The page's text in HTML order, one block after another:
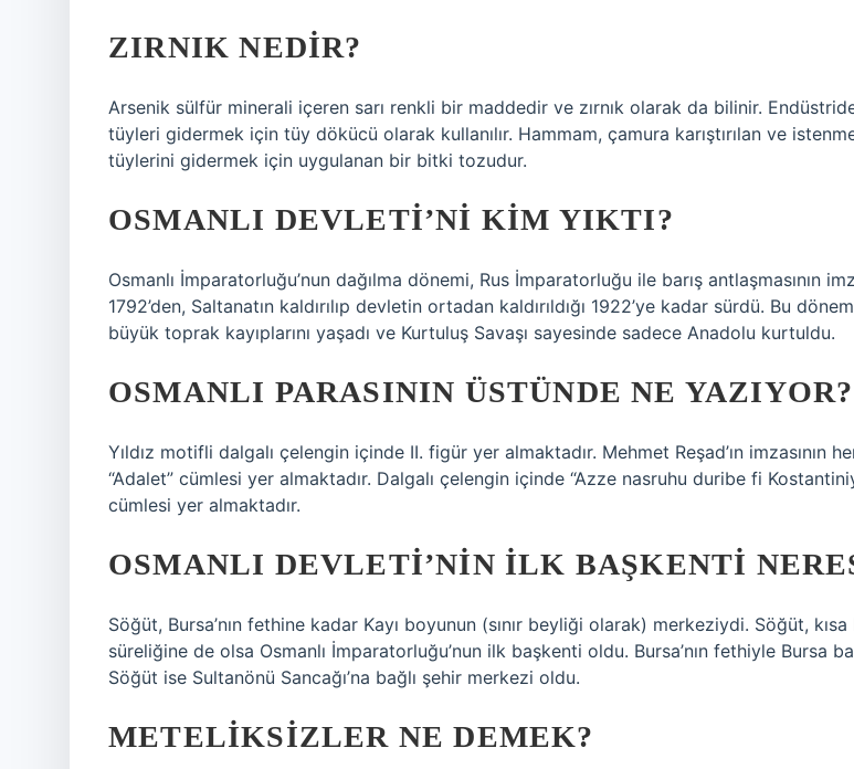
ZIRNIK NEDIR?
Arsenik sülfür minerali içeren sarı renkli bir maddedir ve zırnık olarak da bilinir.
tüyleri gidermek için tüy dökücü olarak kullanılır. Hammam, çamura karıştırılan ve
tüylerini gidermek için uygulanan bir bitki tozudur.
OSMANLI DEVLETI’NI KIM YIKTI?
Osmanlı İmparatorluğu’nun dağılma dönemi, Rus İmparatorluğu ile barış antlaşmasının
1792’den, Saltanatın kaldırılıp devletin ortadan kaldırıldığı 1922’ye kadar sürdü. Bu
büyük toprak kayıplarını yaşadı ve Kurtuluş Savaşı sayesinde sadece Anadolu kurtuldu.
OSMANLI PARASININ ÜSTÜNDE NE YAZIYOR?
Yıldız motifli dalgalı çelengin içinde II. figür yer almaktadır. Mehmet Reşad’ın imzasının
“Adalet” cümlesi yer almaktadır. Dalgalı çelengin içinde “Azze nasruhu duribe fi
cümlesi yer almaktadır.
OSMANLI DEVLETI’NIN ILK BAŞKENTI
Söğüt, Bursa’nın fethine kadar Kayı boyunun (sınır beyliği olarak) merkeziydi. Söğüt, kısa
süreliğine de olsa Osmanlı İmparatorluğu’nun ilk başkenti oldu. Bursa’nın fethiyle Bursa
Söğüt ise Sultanönü Sancağı’na bağlı şehir merkezi oldu.
METELIKSIZLER NE DEMEK?